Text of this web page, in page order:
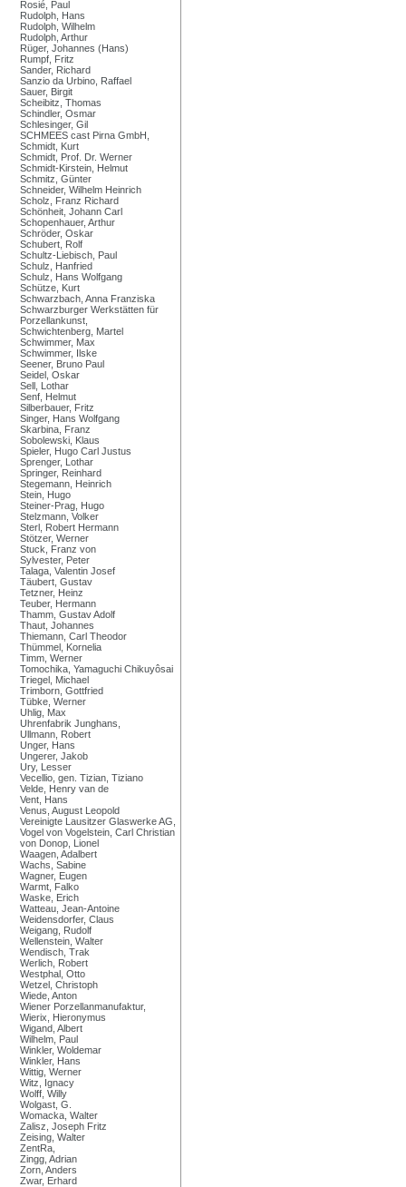
Rosié, Paul
Rudolph, Hans
Rudolph, Wilhelm
Rudolph, Arthur
Rüger, Johannes (Hans)
Rumpf, Fritz
Sander, Richard
Sanzio da Urbino, Raffael
Sauer, Birgit
Scheibitz, Thomas
Schindler, Osmar
Schlesinger, Gil
SCHMEES cast Pirna GmbH,
Schmidt, Kurt
Schmidt, Prof. Dr. Werner
Schmidt-Kirstein, Helmut
Schmitz, Günter
Schneider, Wilhelm Heinrich
Scholz, Franz Richard
Schönheit, Johann Carl
Schopenhauer, Arthur
Schröder, Oskar
Schubert, Rolf
Schultz-Liebisch, Paul
Schulz, Hanfried
Schulz, Hans Wolfgang
Schütze, Kurt
Schwarzbach, Anna Franziska
Schwarzburger Werkstätten für
Porzellankunst,
Schwichtenberg, Martel
Schwimmer, Max
Schwimmer, Ilske
Seener, Bruno Paul
Seidel, Oskar
Sell, Lothar
Senf, Helmut
Silberbauer, Fritz
Singer, Hans Wolfgang
Skarbina, Franz
Sobolewski, Klaus
Spieler, Hugo Carl Justus
Sprenger, Lothar
Springer, Reinhard
Stegemann, Heinrich
Stein, Hugo
Steiner-Prag, Hugo
Stelzmann, Volker
Sterl, Robert Hermann
Stötzer, Werner
Stuck, Franz von
Sylvester, Peter
Talaga, Valentin Josef
Täubert, Gustav
Tetzner, Heinz
Teuber, Hermann
Thamm, Gustav Adolf
Thaut, Johannes
Thiemann, Carl Theodor
Thümmel, Kornelia
Timm, Werner
Tomochika, Yamaguchi Chikuyôsai
Triegel, Michael
Trimborn, Gottfried
Tübke, Werner
Uhlig, Max
Uhrenfabrik Junghans,
Ullmann, Robert
Unger, Hans
Ungerer, Jakob
Ury, Lesser
Vecellio, gen. Tizian, Tiziano
Velde, Henry van de
Vent, Hans
Venus, August Leopold
Vereinigte Lausitzer Glaswerke AG,
Vogel von Vogelstein, Carl Christian
von Donop, Lionel
Waagen, Adalbert
Wachs, Sabine
Wagner, Eugen
Warmt, Falko
Waske, Erich
Watteau, Jean-Antoine
Weidensdorfer, Claus
Weigang, Rudolf
Wellenstein, Walter
Wendisch, Trak
Werlich, Robert
Westphal, Otto
Wetzel, Christoph
Wiede, Anton
Wiener Porzellanmanufaktur,
Wierix, Hieronymus
Wigand, Albert
Wilhelm, Paul
Winkler, Woldemar
Winkler, Hans
Wittig, Werner
Witz, Ignacy
Wolff, Willy
Wolgast, G.
Womacka, Walter
Zalisz, Joseph Fritz
Zeising, Walter
ZentRa,
Zingg, Adrian
Zorn, Anders
Zwar, Erhard